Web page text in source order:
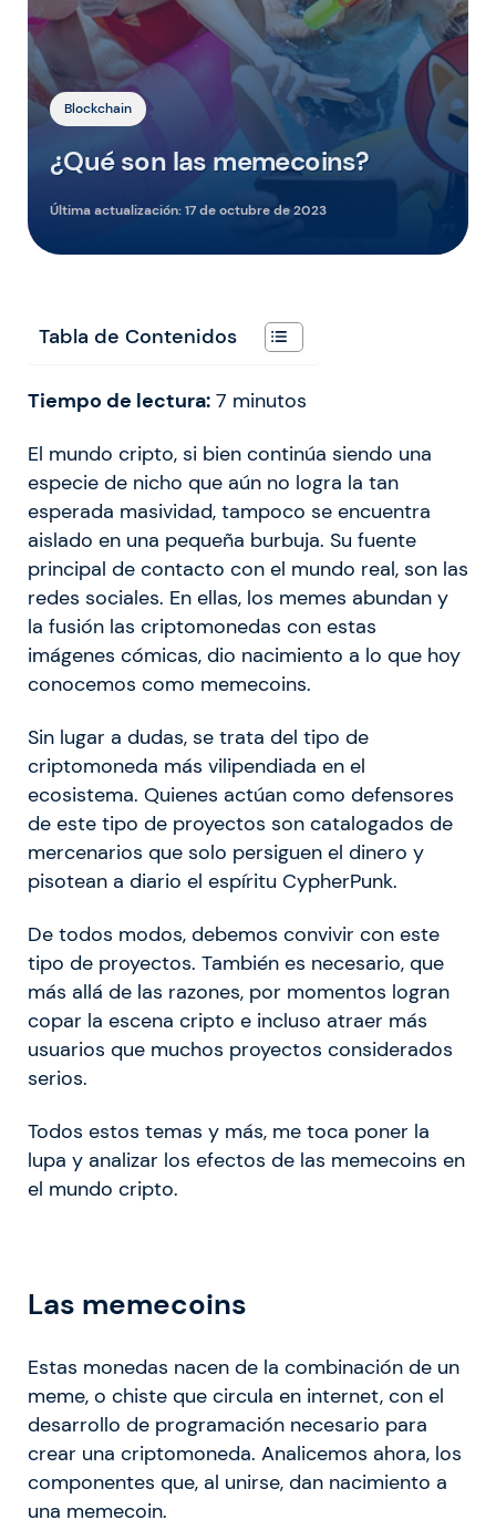
Blockchain
¿Qué son las memecoins?
Última actualización:17 de octubre de 2023
Tabla de Contenidos
Tiempo de lectura: 7 minutos
El mundo cripto, si bien continúa siendo una
especie de nicho que aún no logra la tan
esperada masividad, tampoco se encuentra
aislado en una pequeña burbuja. Su fuente
principal de contacto con el mundo real, son las
redes sociales. En ellas, los memes abundan y
la fusión las criptomonedas con estas
imágenes cómicas, dio nacimiento a lo que hoy
conocemos como memecoins.
Sin lugar a dudas, se trata del tipo de
criptomoneda más vilipendiada en el
ecosistema. Quienes actúan como defensores
de este tipo de proyectos son catalogados de
mercenarios que solo persiguen el dinero y
pisotean a diario el espíritu CypherPunk.
De todos modos, debemos convivir con este
tipo de proyectos. También es necesario, que
más allá de las razones, por momentos logran
copar la escena cripto e incluso atraer más
usuarios que muchos proyectos considerados
serios.
Todos estos temas y más, me toca poner la
lupa y analizar los efectos de las memecoins en
el mundo cripto.
Las memecoins
Estas monedas nacen de la combinación de un
meme, o chiste que circula en internet, con el
desarrollo de programación necesario para
crear una criptomoneda. Analicemos ahora, los
componentes que, al unirse, dan nacimiento a
una memecoin.